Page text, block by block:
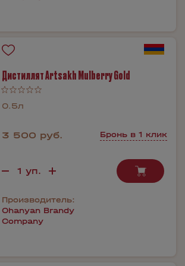
Дистиллят Artsakh Mulberry Gold
0.5л
3 500 руб. Бронь в 1 клик
Производитель:
Ohanyan Brandy
Company